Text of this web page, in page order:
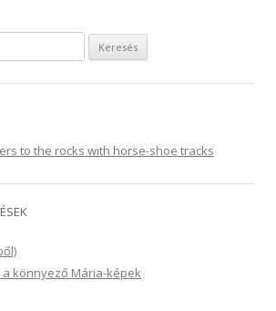
to the rocks with horse-shoe tracks
a könnyező Mária-képek